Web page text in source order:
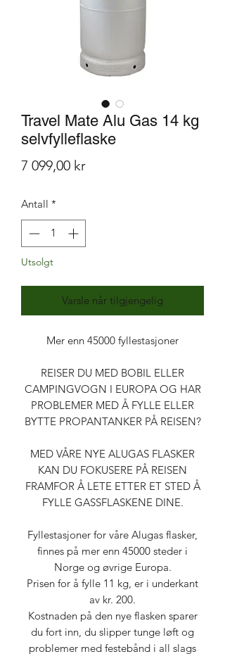
Travel Mate Alu Gas 14 kg
selvfylleflaske
7 099,00 krPris
Antall *
Utsolgt
Varsle når tilgjengelig
Mer enn 45000 fyllestasjoner
REISER DU MED BOBIL ELLER
CAMPINGVOGN I EUROPA OG HAR
PROBLEMER MED Å FYLLE ELLER
BYTTE PROPANTANKER PÅ REISEN?
MED VÅRE NYE ALUGAS FLASKER
KAN DU FOKUSERE PÅ REISEN
FRAMFOR Å LETE ETTER ET STED Å
FYLLE GASSFLASKENE DINE.
Fyllestasjoner for våre Alugas flasker,
finnes på mer enn 45000 steder i
Norge og øvrige Europa.
Prisen for å fylle 11 kg, er i underkant
av kr. 200.
Kostnaden på den nye flasken sparer
du fort inn, du slipper tunge løft og
problemer med festebånd i all slags